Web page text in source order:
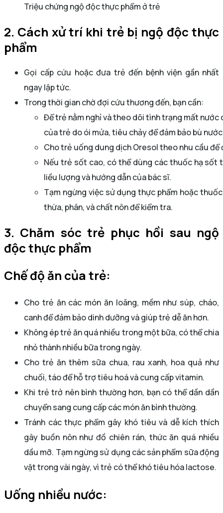
Triệu chứng ngộ độc thực phẩm ở trẻ
2. Cách xử trí khi trẻ bị ngộ độc thực
phẩm
Gọi cấp cứu hoặc đưa trẻ đến bệnh viện gần nhất
ngay lập tức.
Trong thời gian chờ đợi cứu thương đến, bạn cần:
Để trẻ nằm nghỉ và theo dõi tình trạng mất
của trẻ do ói mửa, tiêu chảy để đảm bảo bù
Cho trẻ uống dung dịch Oresol theo nhu cầu để
Nếu trẻ sốt cao, có thể dùng các thuốc hạ
liều lượng và hướng dẫn của bác sĩ.
Tạm ngừng việc sử dụng thực phẩm hoặc
thừa, phân, và chất nôn để kiểm tra.
3. Chăm sóc trẻ phục hồi sau ngộ
độc thực phẩm
Chế độ ăn của trẻ:
Cho trẻ ăn các món ăn loãng, mềm như súp, cháo,
canh để đảm bảo dinh dưỡng và giúp trẻ dễ ăn hơn.
Không ép trẻ ăn quá nhiều trong một bữa, có thể chia
nhỏ thành nhiều bữa trong ngày.
Cho trẻ ăn thêm sữa chua, rau xanh, hoa quả như
chuối, táo để hỗ trợ tiêu hoá và cung cấp vitamin.
Khi trẻ trở nên bình thường hơn, bạn có thể dần dần
chuyển sang cung cấp các món ăn bình thường.
Tránh các thực phẩm gây khó tiêu và dễ kích thích
gây buồn nôn như đồ chiên rán, thức ăn quá nhiều
dầu mỡ. Tạm ngừng sử dụng các sản phẩm sữa động
vật trong vài ngày, vì trẻ có thể khó tiêu hóa lactose.
Uống nhiều nước: